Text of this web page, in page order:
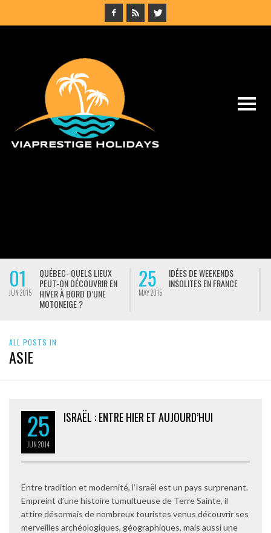
01
JUN 2015
QUÉBEC- QUELS LIEUX
PEUT-ON DÉCOUVRIR EN
HIVER À BORD D’UNE
MOTONEIGE ?
25
MAY 2015
IDÉES DE WEEKENDS
INSOLITES EN FRANCE
ALL POSTS IN
ASIE
25
JUN2014
ISRAËL : ENTRE HIER ET AUJOURD’HUI
Entre tradition et modernité, l’Israël est un pays surprenant.
Empreint d’une histoire tumultueuse de Terre Sainte, il
attire désormais de nombreux touristes venus découvrir ses
merveilles archéologiques, géographiques, mais aussi une